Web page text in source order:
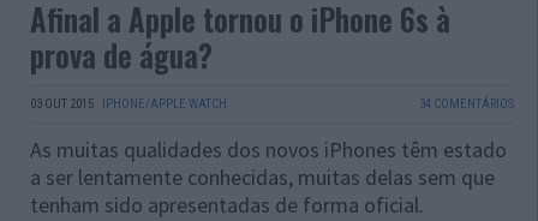
Afinal a Apple tornou o iPhone 6s à
prova de água?
03 OUT 2015 · IPHONE/APPLE WATCH 34 COMENTÁRIOS
As muitas qualidades dos novos iPhones têm estado
a ser lentamente conhecidas, muitas delas sem que
tenham sido apresentadas de forma oficial.